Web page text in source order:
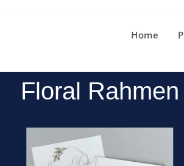
Home
Floral Rahmen